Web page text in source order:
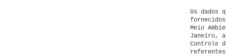
Os dados
Meio
Janeiro,
Controle